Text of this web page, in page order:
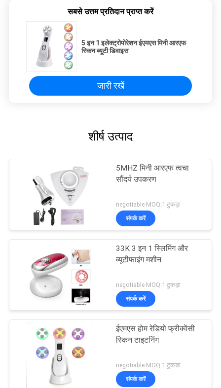
सबसे उत्तम प्रतिदान प्राप्त करें
5 इन 1 इलेक्ट्रोपोरेशन ईएमएस मिनी आरएफ
स्किन ब्यूटी डिवाइस
जारी रखें
शीर्ष उत्पाद
5MHZ मिनी आरएफ त्वचा
सौंदर्य उपकरण
negotiable MOQ:1 टुकड़ा
संपर्क करें
33K 3 इन 1 स्लिमिंग और
ब्यूटीफाइंग मशीन
negotiable MOQ:1 टुकड़ा
संपर्क करें
ईएमएस होम रेडियो फ्रीक्वेंसी
स्किन टाइटनिंग
negotiable MOQ:1 टुकड़ा
संपर्क करें